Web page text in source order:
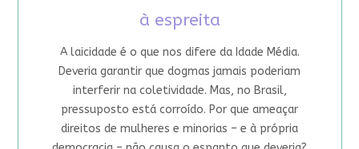
à espreita
A laicidade é o que nos difere da Idade Média.
Deveria garantir que dogmas jamais poderiam
interferir na coletividade. Mas, no Brasil,
pressuposto está corroído. Por que ameaçar
direitos de mulheres e minorias – e à própria